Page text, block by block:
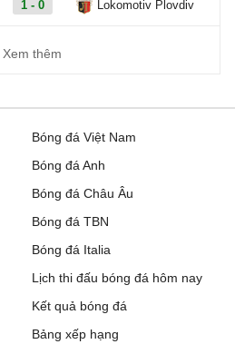
1 - 0 Lokomotiv Plovdiv
Xem thêm
Bóng đá Việt Nam
Bóng đá Anh
Bóng đá Châu Âu
Bóng đá TBN
Bóng đá Italia
Lịch thi đấu bóng đá hôm nay
Kết quả bóng đá
Bảng xếp hạng